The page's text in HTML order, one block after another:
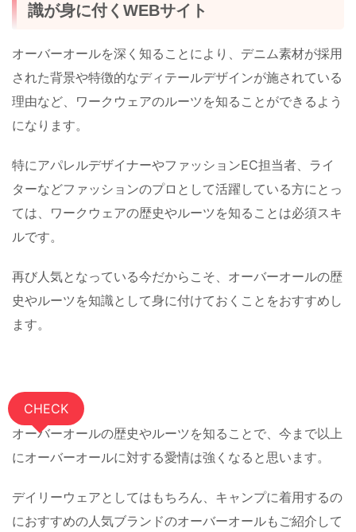
識が身に付くWEBサイト
オーバーオールを深く知ることにより、デニム素材が採用
された背景や特徴的なディテールデザインが施されている
理由など、ワークウェアのルーツを知ることができるよう
になります。
特にアパレルデザイナーやファッションEC担当者、ライ
ターなどファッションのプロとして活躍している方にとっ
ては、ワークウェアの歴史やルーツを知ることは必須スキ
ルです。
再び人気となっている今だからこそ、オーバーオールの歴
史やルーツを知識として身に付けておくことをおすすめし
ます。
CHECK
オーバーオールの歴史やルーツを知ることで、今まで以上
にオーバーオールに対する愛情は強くなると思います。
デイリーウェアとしてはもちろん、キャンプに着用するの
におすすめの人気ブランドのオーバーオールもご紹介して